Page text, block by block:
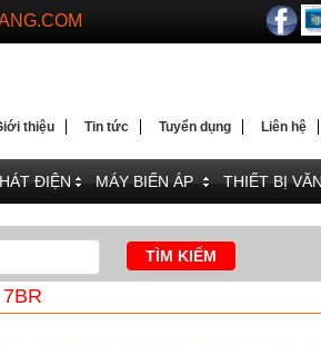
VỀ MÁY PHÁT ĐIỆN VÀ BỘ LƯU
thiệu Tin tức Tuyển dụng Liên hệ
ĐIỆN MÁY BIẾN ÁP THIẾT BỊ